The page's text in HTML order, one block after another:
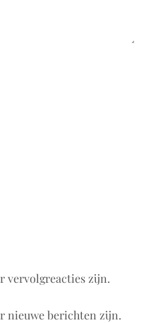
vervolgreacties zijn.
nieuwe berichten zijn.